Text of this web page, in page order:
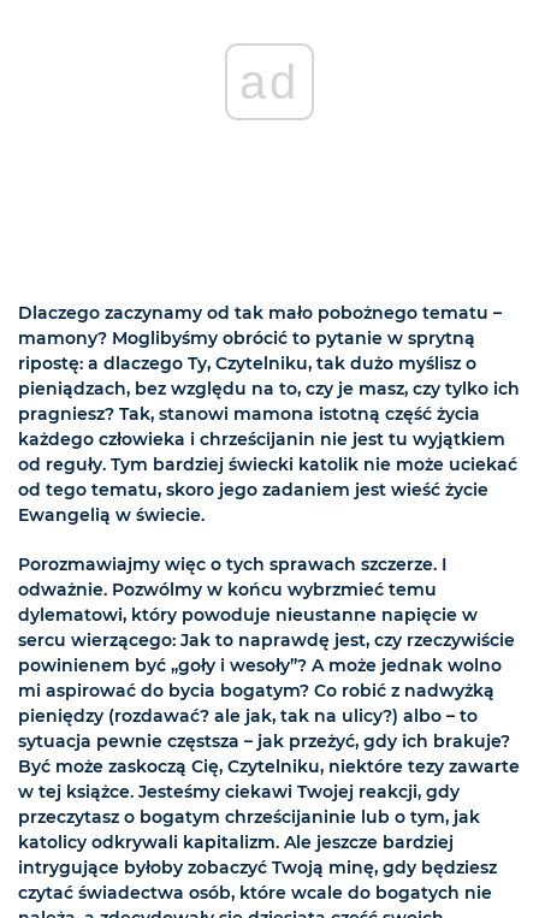
ad
Dlaczego zaczynamy od tak mało pobożnego tematu –
mamony? Moglibyśmy obrócić to pytanie w sprytną
ripostę: a dlaczego Ty, Czytelniku, tak dużo myślisz o
pieniądzach, bez względu na to, czy je masz, czy tylko ich
pragniesz? Tak, stanowi mamona istotną część życia
każdego człowieka i chrześcijanin nie jest tu wyjątkiem
od reguły. Tym bardziej świecki katolik nie może uciekać
od tego tematu, skoro jego zadaniem jest wieść życie
Ewangelią w świecie.
Porozmawiajmy więc o tych sprawach szczerze. I
odważnie. Pozwólmy w końcu wybrzmieć temu
dylematowi, który powoduje nieustanne napięcie w
sercu wierzącego: Jak to naprawdę jest, czy rzeczywiście
powinienem być „goły i wesoły”? A może jednak wolno
mi aspirować do bycia bogatym? Co robić z nadwyżką
pieniędzy (rozdawać? ale jak, tak na ulicy?) albo – to
sytuacja pewnie częstsza – jak przeżyć, gdy ich brakuje?
Być może zaskoczą Cię, Czytelniku, niektóre tezy zawarte
w tej książce. Jesteśmy ciekawi Twojej reakcji, gdy
przeczytasz o bogatym chrześcijaninie lub o tym, jak
katolicy odkrywali kapitalizm. Ale jeszcze bardziej
intrygujące byłoby zobaczyć Twoją minę, gdy będziesz
czytać świadectwa osób, które wcale do bogatych nie